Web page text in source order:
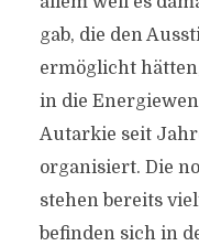
gab, die den
ermöglicht
in die
Autarkie seit
organisiert. Die
stehen bereits
befinden sich in